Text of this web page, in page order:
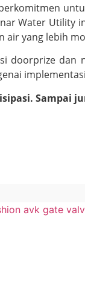
Water Utility
yang lebih
doorprize
Sampai